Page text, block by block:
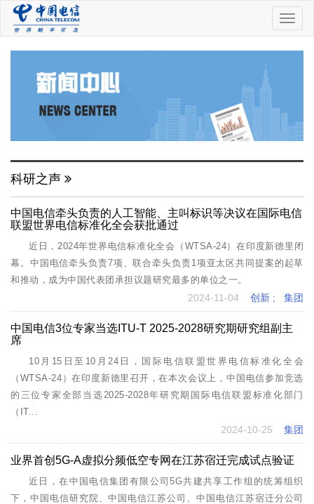
中
国
科研之声
中国电信牵头负责的人工智能、主叫标识等决议在国际电信
联盟世界电信标准化全会获批通过
近日，2024年世界电信标准化全会（WTSA-24）在印度新德里闭
幕。中国电信牵头负责7项、联合牵头负责1项亚太区共同提案的起草
和推动，成为中国代表团承担议题研究最多的单位之一。
创新 ; 集团
2024-11-04
中国电信3位专家当选ITU-T 2025-2028研究期研究组副主
席
10月15日至10月24日，国际电信联盟世界电信标准化全会
（WTSA-24）在印度新德里召开，在本次会议上，中国电信参加竞选
的三位专家全部当选2025-2028年研究期国际电信联盟标准化部门
（IT...
集团
2024-10-25
业界首创5G-A虚拟分频低空专网在江苏宿迁完成试点验证
近日，在中国电信集团有限公司5G共建共享工作组的统筹组织
下，中国电信研究院、中国电信江苏公司、中国电信江苏宿迁分公司